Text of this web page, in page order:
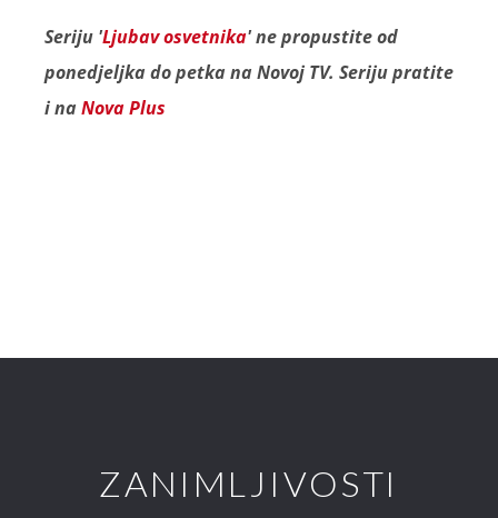
Seriju 'Ljubav osvetnika' ne propustite od
ponedjeljka do petka na Novoj TV. Seriju pratite
i naNova Plus
ZANIMLJIVOSTI